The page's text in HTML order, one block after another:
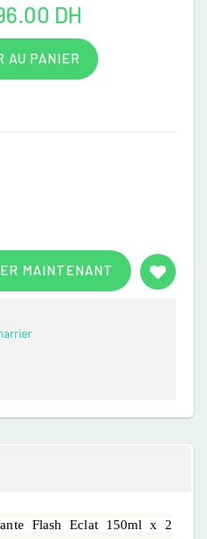
DH
AU PANIER
MAINTENANT
Flash Eclat 150ml x 2